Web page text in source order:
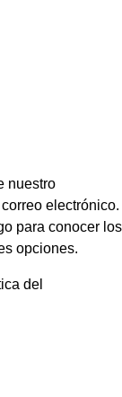
nuestro
electrónico.
para conocer los
opciones.
del